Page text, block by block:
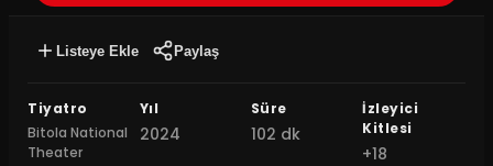
Listeye Ekle Paylaş
Tiyatro
Bitola National
Theater
Yıl
2024
Süre
102 dk
İzleyici
Kitlesi
+18